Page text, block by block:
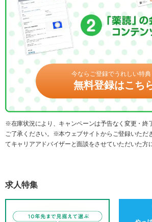
今ならご登録でうれしい特典
無料登録はこち
※在庫状況により、キャンペーンは予告なく変更・終
ご了承ください。※本ウェブサイトからご登録いただ
てキャリアアドバイザーと面談をさせていただいた方
求人特集